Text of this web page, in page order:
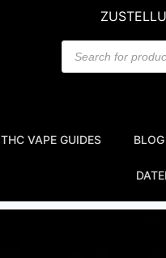
THC VAPE GUIDES BLOG